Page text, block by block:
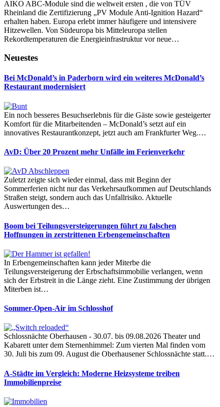
AIKO ABC-Module sind die weltweit ersten , die von TÜV
Rheinland die Zertifizierung „PV Module Anti-Ignition Hazard“
erhalten haben. Europa erlebt immer häufigere und intensivere
Hitzewellen. Von Südeuropa bis Mitteleuropa stellen
Rekordtemperaturen die Energieinfrastruktur vor neue…
Neuestes
Bei McDonald’s in Paderborn wird ein weiteres McDonald’s
Restaurant modernisiert
Ein noch besseres Besuchserlebnis für die Gäste sowie gesteigerter
Komfort für die Mitarbeitenden – McDonald’s setzt auf ein
innovatives Restaurantkonzept, jetzt auch am Frankfurter Weg.…
AvD: Über 20 Prozent mehr Unfälle im Ferienverkehr
Zuletzt zeigte sich wieder einmal, dass mit Beginn der
Sommerferien nicht nur das Verkehrsaufkommen auf Deutschlands
Straßen steigt, sondern auch das Unfallrisiko. Aktuelle
Auswertungen des…
Boom bei Teilungsversteigerungen führt zu falschen
Hoffnungen in zerstrittenen Erbengemeinschaften
In Erbengemeinschaften kann jeder Miterbe die
Teilungsversteigerung der Erbschaftsimmobilie verlangen, wenn
sich der Erbstreit in die Länge zieht. Eine Zustimmung der übrigen
Miterben ist…
Sommer-Open-Air im Schlosshof
Schlossnächte Oberhausen - 30.07. bis 09.08.2026 Theater und
Kabarett unter dem Sternenhimmel: Zum vierten Mal finden vom
30. Juli bis zum 09. August die Oberhausener Schlossnächte statt.…
A-Städte im Vergleich: Moderne Heizsysteme treiben
Immobilienpreise